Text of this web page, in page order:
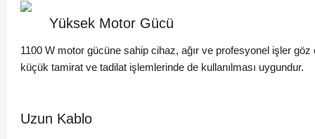
Yüksek Motor Gücü
1100 W motor gücüne sahip cihaz, ağır ve profesyonel işler göz
küçük tamirat ve tadilat işlemlerinde de kullanılması uygundur.
Uzun Kablo